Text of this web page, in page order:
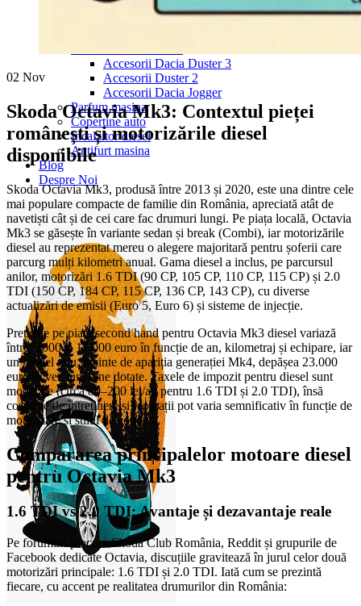
Sub 350 Litri
Peste 350 Litri
Accesorii Dacia Duster 3
Accesorii Duster 2
Accesorii Dacia Jogger
Parfum masina
Copertine auto
Incalzitor diesel
Antifurt masina
Blog
Despre Noi
02 Nov
Skoda Octavia Mk3: Contextul pieței
românești și motorizările diesel
disponibile
Skoda Octavia Mk3, produsă între 2013 și 2020, este una dintre cele
mai populare compacte de familie din România, apreciată atât de
navetiști cât și de cei care fac drumuri lungi. Pe piața locală, Octavia
Mk3 se găsește în variante sedan și break (Combi), iar motorizările
diesel au reprezentat mereu o alegere majoritară pentru șoferii care
parcurg mulți kilometri anual. Gama diesel a inclus, pe parcursul
anilor, motorizări 1.6 TDI (90 CP, 105 CP, 110 CP, 115 CP) și 2.0
TDI (150 CP, 184 CP, 115 CP, 136 CP, 143 CP), cu diverse
actualizări de emisii (Euro 5, Euro 6) și sisteme de injecție.
Prețurile pe piața second hand pentru Octavia Mk3 diesel variază
între 7.000 și 17.000 euro în funcție de an, kilometraj și echipare, iar
un model nou, înainte de apariția generației Mk4, depășea 23.000
euro în versiuni bine dotate. Taxele de impozit pentru diesel sunt
moderate (circa 80–200 lei/an pentru 1.6 TDI și 2.0 TDI), însă
costurile de întreținere și reparații pot varia semnificativ în funcție de
motorizare și stilul de condus.
Compararea principalelor motoare diesel
pentru Octavia Mk3
1.6 TDI vs 2.0 TDI: Avantaje și dezavantaje reale
Pe forumuri precum Skoda Club România, Reddit și grupurile de
Facebook dedicate Octavia, discuțiile gravitează în jurul celor două
motorizări principale: 1.6 TDI și 2.0 TDI. Iată cum se prezintă
fiecare, cu accent pe realitatea drumurilor din România: